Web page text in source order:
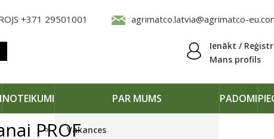
+371 29501001 agrimatco.latvia@agrimatco-
Ienākt /
Mans profils
NOTEIKUMI PAR MUMS
Vakances
PADOMI
PROF